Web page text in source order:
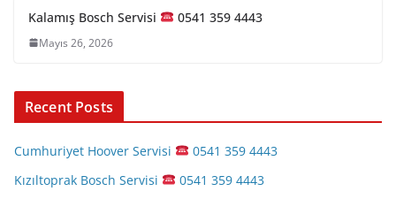
Kalamış Bosch Servisi 0541 359 4443
Mayıs 26, 2026
Recent Posts
Cumhuriyet Hoover Servisi
0541 359 4443
Kızıltoprak Bosch Servisi
0541 359 4443